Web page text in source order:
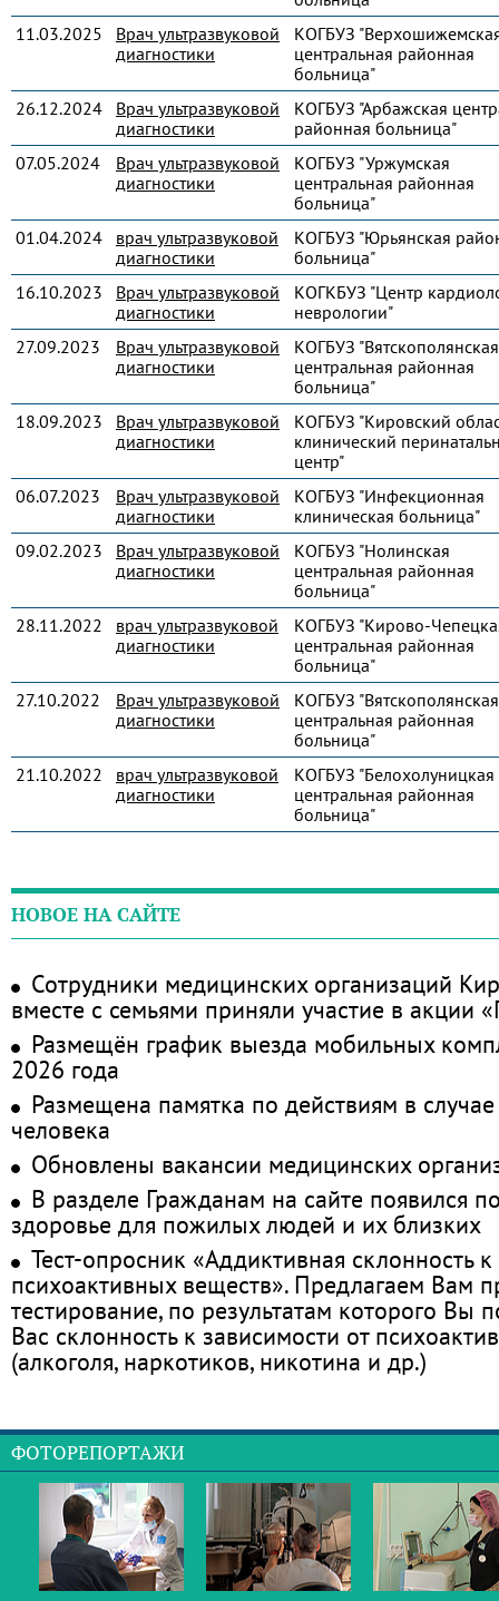
11.03.2025
Врач ультразвуковой
диагностики
КОГБУЗ
центральная районная
больница"
26.12.2024
Врач ультразвуковой
диагностики
КОГБУЗ "Арбажская
районная больница"
07.05.2024
Врач ультразвуковой
диагностики
КОГБУЗ "Уржумская
центральная районная
больница"
01.04.2024
врач ультразвуковой
диагностики
КОГБУЗ "Юрьянская
больница"
16.10.2023
Врач ультразвуковой
диагностики
КОГКБУЗ "Центр
неврологии"
27.09.2023
Врач ультразвуковой
диагностики
КОГБУЗ "Вятскополянская
центральная районная
больница"
18.09.2023
Врач ультразвуковой
диагностики
КОГБУЗ "Кировский
клинический
центр"
06.07.2023
Врач ультразвуковой
диагностики
КОГБУЗ "Инфекционная
клиническая больница"
09.02.2023
Врач ультразвуковой
диагностики
КОГБУЗ "Нолинская
центральная районная
больница"
28.11.2022
врач ультразвуковой
диагностики
КОГБУЗ "Кирово-
центральная районная
больница"
27.10.2022
Врач ультразвуковой
диагностики
КОГБУЗ "Вятскополянская
центральная районная
больница"
21.10.2022
врач ультразвуковой
диагностики
КОГБУЗ "Белохолуницкая
центральная районная
больница"
НОВОЕ НА САЙТЕ
Сотрудники медицинских организаций
вместе с семьями приняли участие в акции
Размещён график выезда мобильных
2026 года
Размещена памятка по действиям в
человека
Обновлены вакансии медицинских
В разделе Гражданам на сайте появился
здоровье для пожилых людей и их близких
Тест-опросник «Аддиктивная склонность
психоактивных веществ». Предлагаем Вам
тестирование, по результатам которого Вы
Вас склонность к зависимости от
(алкоголя, наркотиков, никотина и др.)
ФОТОРЕПОРТАЖИ